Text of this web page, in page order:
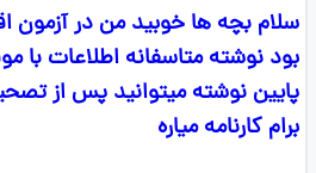
سلام بچه ها خوبید من در آزمون
بود نوشته متاسفانه اطلاعات با
پایین نوشته میتوانید پس از
برام کارنامه میاره